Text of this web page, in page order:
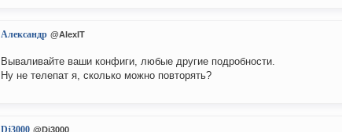
Александр @AlexIT
Вываливайте ваши конфиги, любые другие подробности.
Ну не телепат я, сколько можно повторять?
Dj3000 @Dj3000